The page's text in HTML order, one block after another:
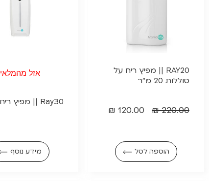
RAY20 || מפיץ ריח על
סוללות 20 מ"ר
220.00
₪
120.00
₪
הוספה לסל
אזל מהמלאי
Ray30 || מפיץ ריח אנלוגי
מידע נוסף